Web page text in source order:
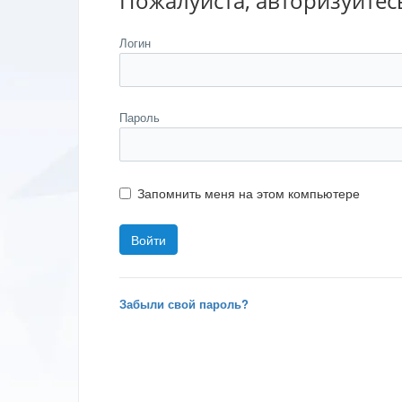
Логин
Пароль
Запомнить меня на этом компьютере
Забыли свой пароль?